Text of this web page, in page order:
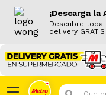
¡Descarga la
Descubre toda
delivery GRATIS
¿Que